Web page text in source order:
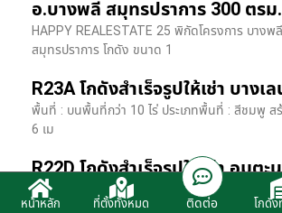
อ.บางพลี สมุทรปราการ 300 ตรม.
HAPPY REALESTATE 25 พิกัดโครงการ บางพ
สมุทรปราการ โกดัง ขนาด 1
R23A โกดังสำเร็จรูปให้เช่า บาง
พื้นที่ : บนพื้นที่กว่า 10 ไร่ ประเภทพื้นที่ : สีชมพู ส
6 เม
R22D โกดังสำเร็จรูปให้เช่า อมต
HR22 โกดังสำเร็จรูปให้เช่า พิกัด ติดนิคมอมตะนค
รายละเอียดโรงง
หน้าหลัก ที่ตั้งทั้งหมด ติดต่อ โกดั